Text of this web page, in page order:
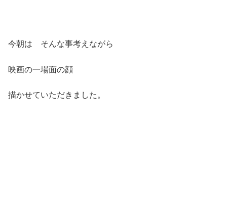
今朝は そんな事考えながら
映画の一場面の顔
描かせていただきました。